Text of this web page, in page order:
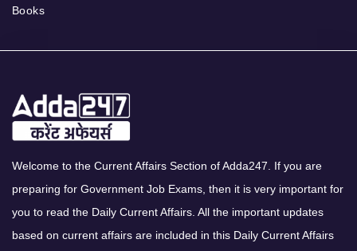
Books
Welcome to the Current Affairs Section of Adda247. If you are
preparing for Government Job Exams, then it is very important for
you to read the Daily Current Affairs. All the important updates
based on current affairs are included in this Daily Current Affairs